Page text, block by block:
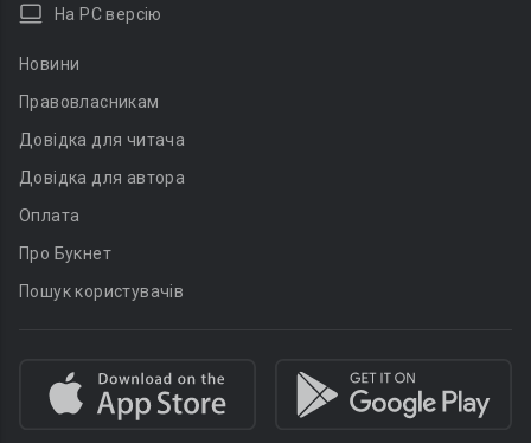
На PC версію
Новини
Правовласникам
Довідка для читача
Довідка для автора
Оплата
Про Букнет
Пошук користувачів